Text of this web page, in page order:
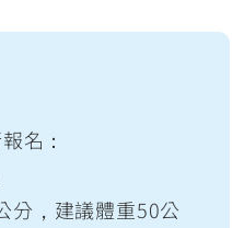
名：
分，建議體重50公